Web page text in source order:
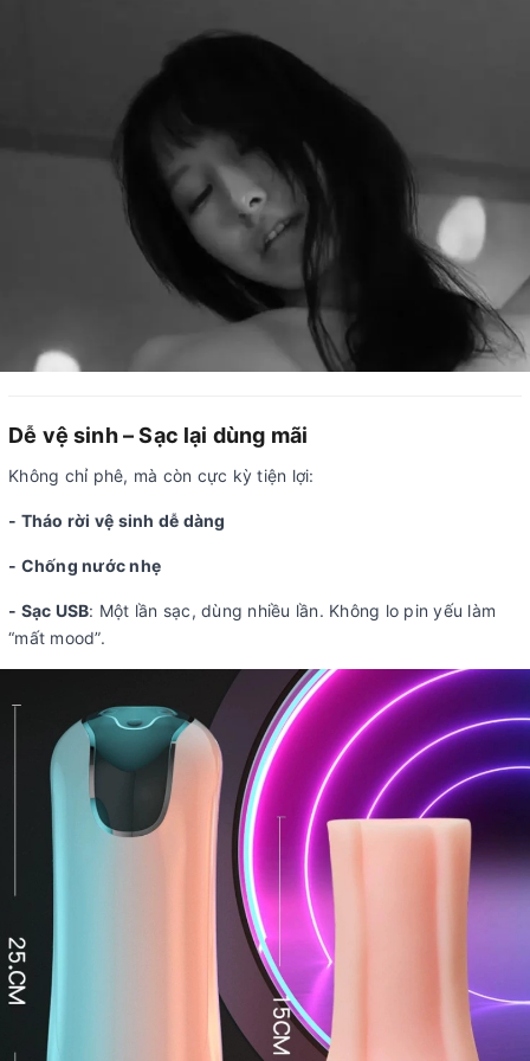
Dễ vệ sinh – Sạc lại dùng mãi
Không chỉ phê, mà còn cực kỳ tiện lợi:
- Tháo rời vệ sinh dễ dàng
- Chống nước nhẹ
- Sạc USB: Một lần sạc, dùng nhiều lần. Không lo pin yếu làm
“mất mood”.